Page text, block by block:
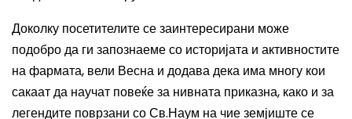
Доколку посетителите се заинтересирани може
подобро да ги запознаеме со историјата и активностите
на фармата, вели Весна и додава дека има многу кои
сакаат да научат повеќе за нивната приказна, како и за
легендите поврзани со Св.Наум на чие земјиште се